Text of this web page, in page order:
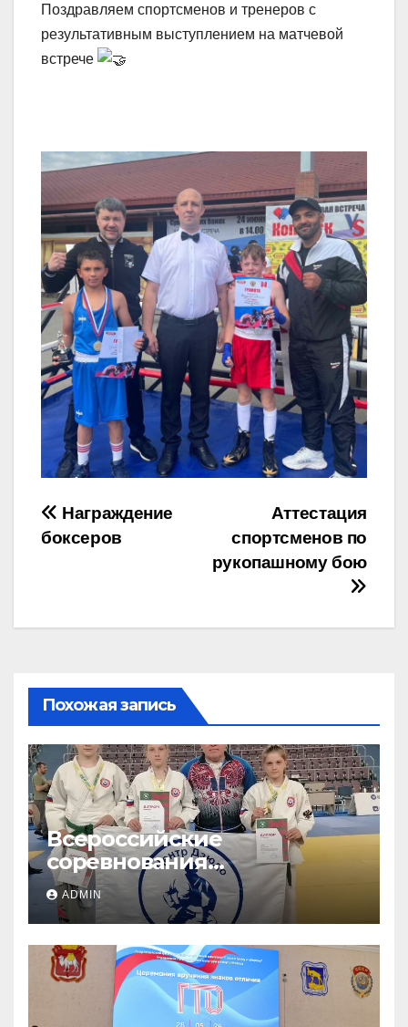
Поздравляем спортсменов и тренеров с
результативным выступлением на матчевой
встрече
Навигация
Аттестация
спортсменов по
рукопашному бою
Награждение
боксеров
Похожая запись
Всероссийские
соревнования
«ЛОКОДЗЮДО»!
ADMIN